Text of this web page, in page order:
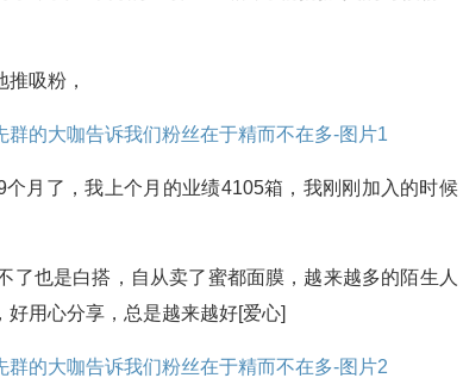
吸粉，
月了，我上个月的业绩4105箱，我刚刚加入的时候
也是白搭，自从卖了蜜都面膜，越来越多的陌生人
用心分享，总是越来越好[爱心]